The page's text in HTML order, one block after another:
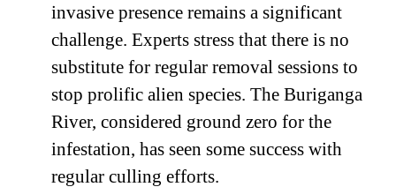
invasive presence remains a significant
challenge. Experts stress that there is no
substitute for regular removal sessions to
stop prolific alien species. The Buriganga
River, considered ground zero for the
infestation, has seen some success with
regular culling efforts.